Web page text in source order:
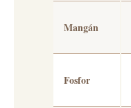
Mangán
Fosfor